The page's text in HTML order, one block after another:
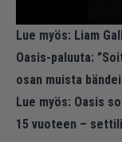
Lue myös: Liam
Oasis-paluuta:
osan muista
Lue myös: Oasis
15 vuoteen –